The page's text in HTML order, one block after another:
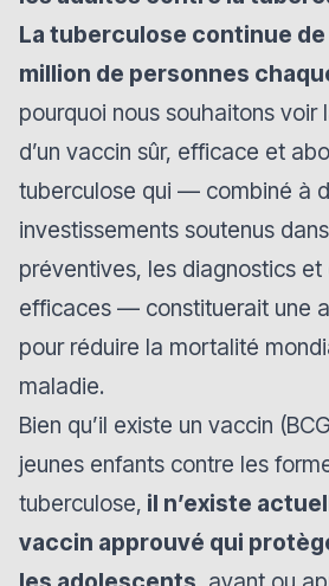
La tuberculose continue de
million de personnes
pourquoi nous souhaitons voir
d’un vaccin sûr, efficace et
tuberculose qui — combiné à
investissements soutenus
préventives, les diagnostics
efficaces — constituerait une
pour réduire la mortalité
maladie.
Bien qu’il existe un vaccin
jeunes enfants contre les
tuberculose, il n’existe
vaccin approuvé qui